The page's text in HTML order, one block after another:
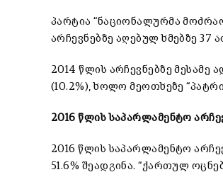
პარტია “ნაციონალურმა
არჩევნებზე აღებულ ხმებზე 37
2014 წლის არჩევნებზე მესამე
(10.2%), ხოლო მეოთხეზე
2016 წლის საპარლამენტო
2016 წლის საპარლამენტო
51.6% შეადგინა. “ქართულ